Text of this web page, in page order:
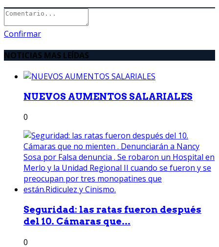
Confirmar
NOTICIAS MAS LEÍDAS
NUEVOS AUMENTOS SALARIALES
0
Seguridad: las ratas fueron después
del 10. Cámaras que...
0